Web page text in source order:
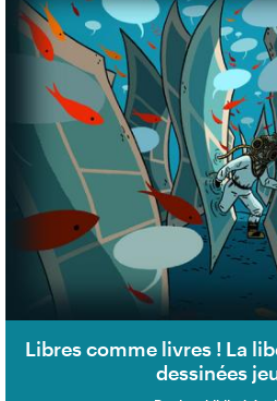
Libres comme livres ! La
dessinées